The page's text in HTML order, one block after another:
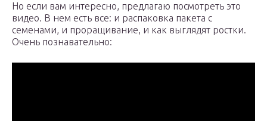
Но если вам интересно, предлагаю посмотреть это
видео. В нем есть все: и распаковка пакета с
семенами, и проращивание, и как выглядят ростки.
Очень познавательно: